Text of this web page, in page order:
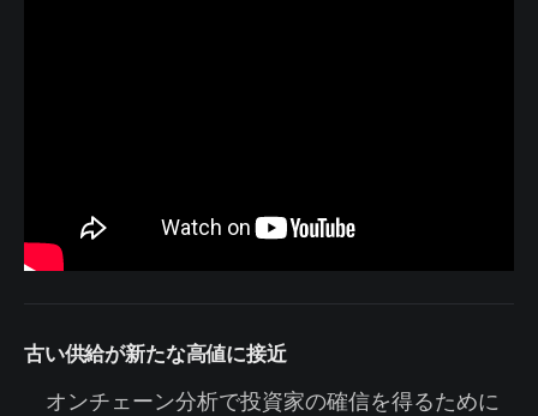
古い供給が新たな高値に接近
オンチェーン分析で投資家の確信を得るために